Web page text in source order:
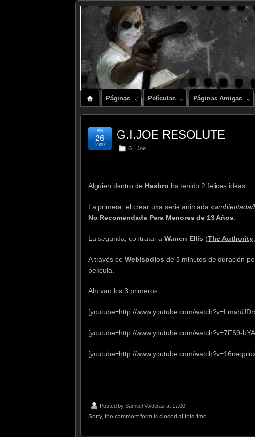
Páginas Películas Páginas Amigas
G.I.JOE RESOLUTE
G.I.Joe
Abr
26
2009
Alguien dentro de Hasbro ha tenido 2 felices ideas.
La primera, el crear una serie animada «ambientada/
No Recomendada Para Menores de 13 Años
La segunda, contratar a Warren Ellis (The Authority,
A través de Webisodios de 5 minutos de duración
película.
Ahí van los 3 primeros:
[youtube=http://www.youtube.com/
[youtube=http://www.youtube.com/watch?v=7FS9-
[youtube=http://www.youtube.com/
Posted by Samuel Valderas at 17:00
Sorry, the comment form is closed at this time.